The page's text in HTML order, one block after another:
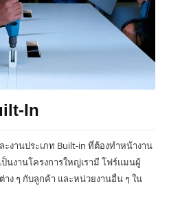
In
ะงานประเภท Built-in ที่ต้องทำหน้างาน
นงานโครงการใหญ่เรามี โฟร์แมนผู้
ง ๆ กับลูกค้า และหน่วยงานอื่น ๆ ใน